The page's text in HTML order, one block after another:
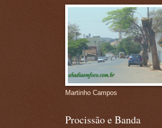
Martinho Campos
Procissão e Banda